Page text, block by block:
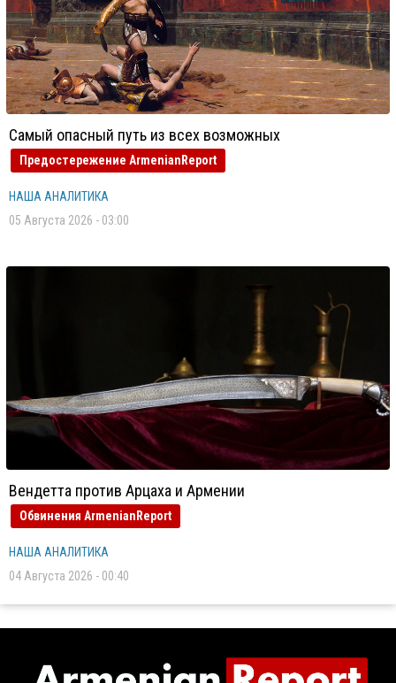
Самый опасный путь из всех возможных
Предостережение ArmenianReport
НАША АНАЛИТИКА
05 Августа 2026 - 03:00
Вендетта против Арцаха и Армении
Обвинения ArmenianReport
НАША АНАЛИТИКА
04 Августа 2026 - 00:40